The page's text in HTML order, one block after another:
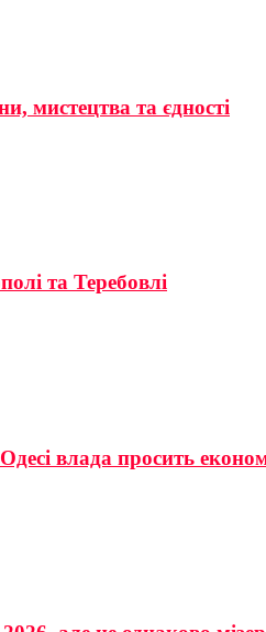
мистецтва та єдності
та Теребовлі
влада просить